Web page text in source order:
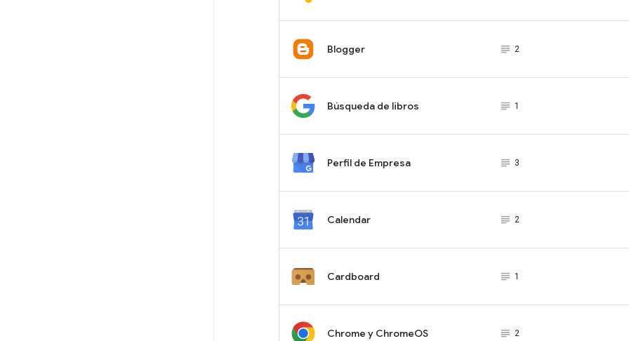
Blogger subject_black
2
Búsqueda de libros subject_black
1
Perfil de Empresa subject_black
3
Calendar subject_black
2
Cardboard subject_black
1
Chrome y ChromeOS subject_black
2